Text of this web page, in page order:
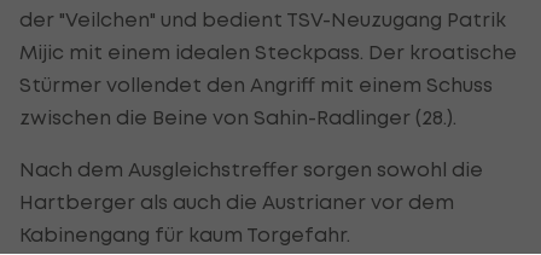
der "Veilchen" und bedient TSV-Neuzugang Patrik
Mijic mit einem idealen Steckpass. Der kroatische
Stürmer vollendet den Angriff mit einem Schuss
zwischen die Beine von Sahin-Radlinger (28.).
Nach dem Ausgleichstreffer sorgen sowohl die
Hartberger als auch die Austrianer vor dem
Kabinengang für kaum Torgefahr.